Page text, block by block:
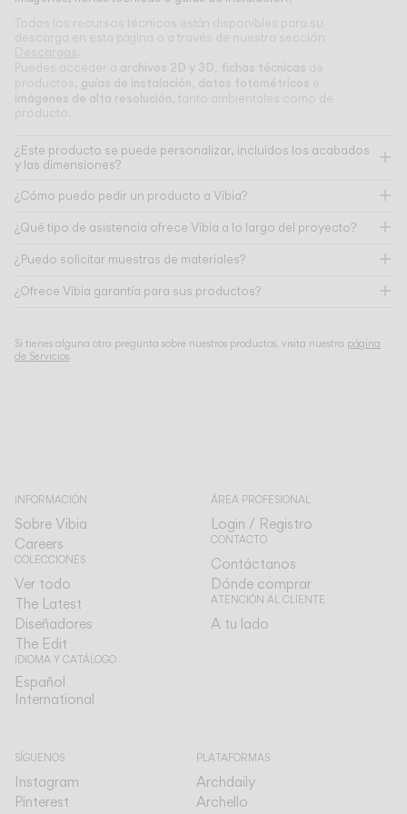
Todos los recursos técnicos están disponibles para su
descarga en esta página o a través de nuestra sección
Descargas
Puedes acceder a archivos 2D y 3D fichas técnicas de
productos, guías de instalación datos fotométricos e
imágenes de alta resolución , tanto ambientales como de
producto.
¿Este producto se puede personalizar, incluidos los acabados
y las dimensiones?
¿Cómo puedo pedir un producto a Vibia?
¿Qué tipo de asistencia ofrece Vibia a lo largo del proyecto?
¿Puedo solicitar muestras de materiales?
¿Ofrece Vibia garantía para sus productos?
Si tienes alguna otra pregunta sobre nuestros productos, visita nuestra página
de Servicios.
INFORMACIÓN
Sobre Vibia
Careers
COLECCIONES
Ver todo
The Latest
Diseñadores
The Edit
IDIOMA Y CATÁLOGO
Español
International
ÁREA PROFESIONAL
Login / Registro
CONTACTO
Contáctanos
Dónde comprar
ATENCIÓN AL CLIENTE
A tu lado
SÍGUENOS
Instagram
Pinterest
PLATAFORMAS
Archdaily
Archello